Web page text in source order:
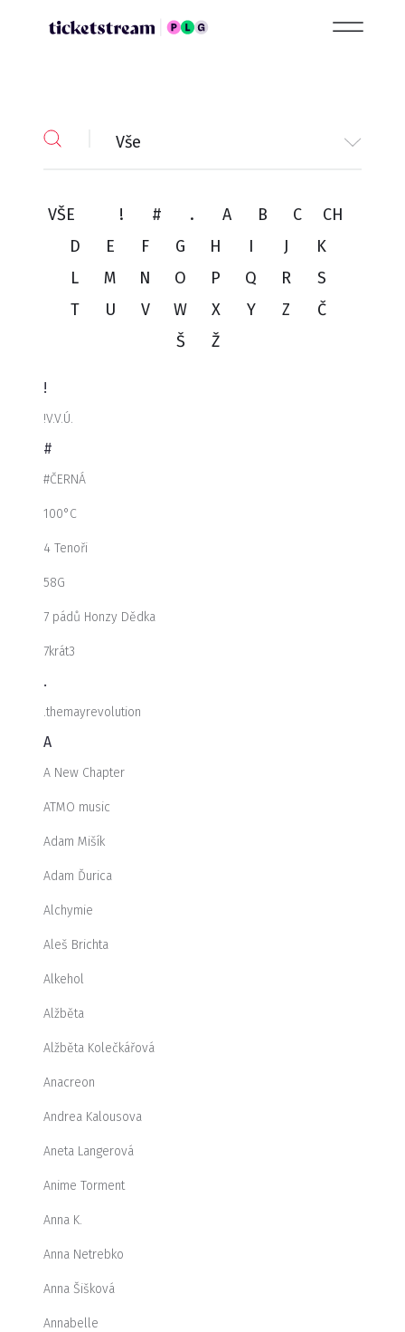
Vše
VŠE ! # . A B C
CH
D
E F G H I J
K
L
M N O P Q R
S
T
U V W X Y Z
Č
Š
Ž
!
!V.V.Ú.
#
#ČERNÁ
100°C
4 Tenoři
58G
7 pádů Honzy Dědka
7krát3
.
.themayrevolution
A
A New Chapter
ATMO music
Adam Mišík
Adam Ďurica
Alchymie
Aleš Brichta
Alkehol
Alžběta
Alžběta Kolečkářová
Anacreon
Andrea Kalousova
Aneta Langerová
Anime Torment
Anna K.
Anna Netrebko
Anna Šišková
Annabelle